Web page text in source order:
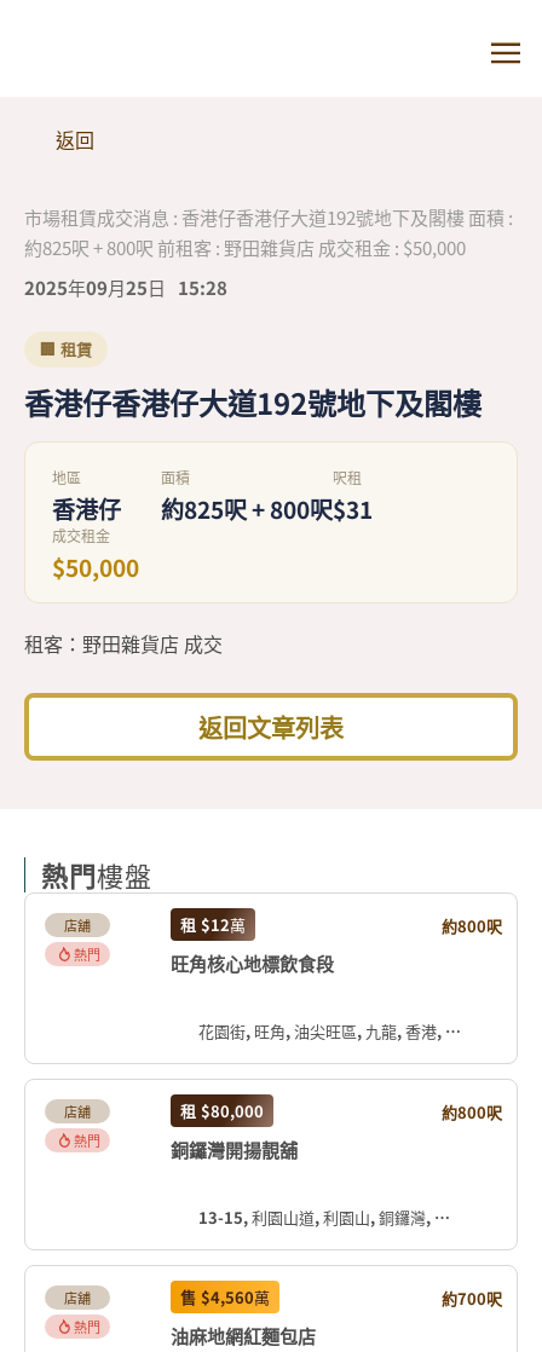
返回
市場租賃成交消息 : 香港仔香港仔大道192號地下及閣樓 面積 :
約825呎 + 800呎 前租客 : 野田雜貨店 成交租金 : $50,000
2025年09月25日
15:28
🏢 租賃
香港仔香港仔大道192號地下及閣樓
地區
香港仔
面積
約825呎 + 800呎
呎租
$31
成交租金
$50,000
租客：野田雜貨店 成交
返回文章列表
熱門樓盤
店舖
熱門
租 $12萬 約800呎
旺角核心地標飲食段
花園街, 旺角, 油尖旺區, 九龍, 香港, 中国
店舖
熱門
租 $80,000 約800呎
銅鑼灣開揚靚舖
13-15, 利園山道, 利園山, 銅鑼灣, 灣仔區, 香港島, 香港, 中国
店舖
熱門
售 $4,560萬 約700呎
油麻地網紅麵包店